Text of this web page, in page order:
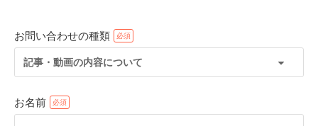
お問い合わせの種類
記事・動画の内容について
お名前